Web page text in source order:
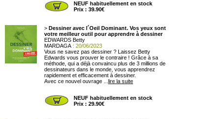
NEUF habituellement en stock
Prix : 39.90€
> Dessiner avec l´Oeil Dominant. Vos yeux sont
votre meilleur outil pour apprendre à dessiner
EDWARDS Betty
MARDAGA : 20/06/2023
Vous ne savez pas dessiner ? Laissez Betty
Edwards vous prouver le contraire ! Grâce à sa
méthode, qui a déjà convaincu plus de 3 millions de
dessinateurs dans le monde, vous apprendrez
rapidement et efficacement à dessiner.
Avec ce nouvel ouvrage ... lire la suite
NEUF habituellement en stock
Prix : 29.90€